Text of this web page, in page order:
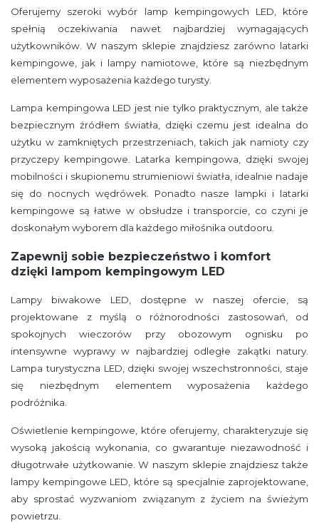
Oferujemy szeroki wybór lamp kempingowych LED, które
spełnią oczekiwania nawet najbardziej wymagających
użytkowników. W naszym sklepie znajdziesz zarówno latarki
kempingowe, jak i lampy namiotowe, które są niezbędnym
elementem wyposażenia każdego turysty.
Lampa kempingowa LED jest nie tylko praktycznym, ale także
bezpiecznym źródłem światła, dzięki czemu jest idealna do
użytku w zamkniętych przestrzeniach, takich jak namioty czy
przyczepy kempingowe. Latarka kempingowa, dzięki swojej
mobilności i skupionemu strumieniowi światła, idealnie nadaje
się do nocnych wędrówek. Ponadto nasze lampki i latarki
kempingowe są łatwe w obsłudze i transporcie, co czyni je
doskonałym wyborem dla każdego miłośnika outdooru.
Zapewnij sobie bezpieczeństwo i komfort
dzięki lampom kempingowym LED
Lampy biwakowe LED, dostępne w naszej ofercie, są
projektowane z myślą o różnorodności zastosowań, od
spokojnych wieczorów przy obozowym ognisku po
intensywne wyprawy w najbardziej odległe zakątki natury.
Lampa turystyczna LED, dzięki swojej wszechstronności, staje
się niezbędnym elementem wyposażenia każdego
podróżnika.
Oświetlenie kempingowe, które oferujemy, charakteryzuje się
wysoką jakością wykonania, co gwarantuje niezawodność i
długotrwałe użytkowanie. W naszym sklepie znajdziesz także
lampy kempingowe LED, które są specjalnie zaprojektowane,
aby sprostać wyzwaniom związanym z życiem na świeżym
powietrzu.